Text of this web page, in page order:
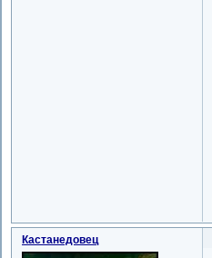
Кастанедовец